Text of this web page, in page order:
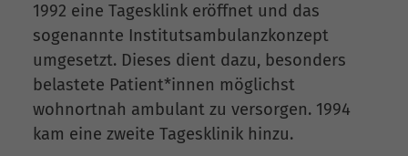
1992 eine Tagesklink eröffnet und das
sogenannte Institutsambulanzkonzept
umgesetzt. Dieses dient dazu, besonders
belastete Patient*innen möglichst
wohnortnah ambulant zu versorgen. 1994
kam eine zweite Tagesklinik hinzu.